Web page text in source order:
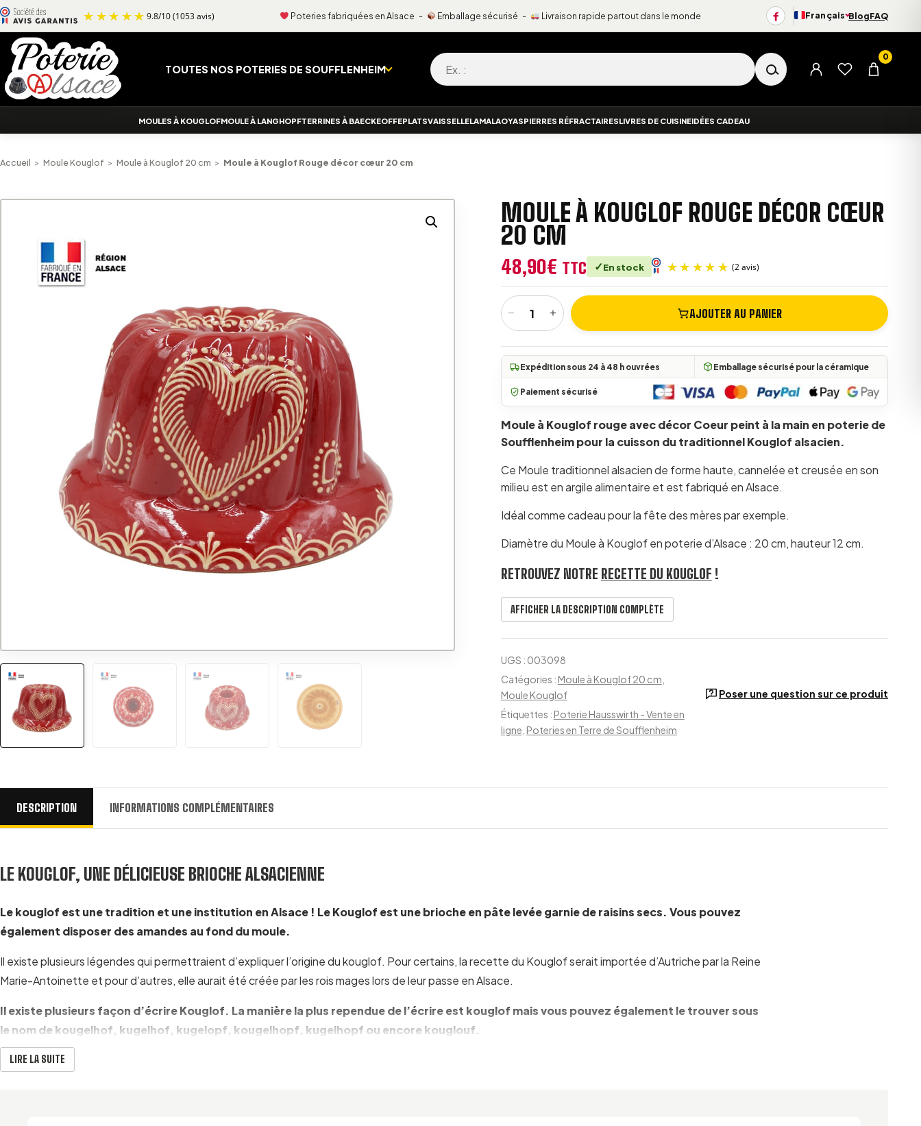
Aller au contenu
9.8/10(1053 avis) Poteries fabriquées en Alsace - Emballage sécurisé - Livraison rapide partout dans le monde Français
Changer de langue
BlogFAQ
TOUTES NOS POTERIES DE SOUFFLENHEIM
Recherche pour :
Menu du compte
Liste d’envies
Panier
0
MOULES À KOUGLOFMOULE À LANGHOPFTERRINES À BAECKEOFFEPLATSVAISSELLELAMALAOYASPIERRES RÉFRACTAIRESLIVRES DE CUISINEIDÉES CADEAU
Accueil > Moule Kouglof > Moule à Kouglof 20 cm > Moule à Kouglof Rouge décor cœur 20 cm
MOULE À KOUGLOF ROUGE DÉCOR CŒUR
20 CM
48,90€ TTC En stock
(2 avis)
quantité de Moule à Kouglof Rouge décor cœur 20 cm
− + AJOUTER AU PANIER
Expédition sous 24 à 48 h ouvrées Emballage sécurisé pour la céramique
Paiement sécurisé
Moule à Kouglof rouge avec décor Coeur peint à la main en poterie de
Soufflenheim pour la cuisson du traditionnel Kouglof alsacien.
Ce Moule traditionnel alsacien de forme haute, cannelée et creusée en son
milieu est en argile alimentaire et est fabriqué en Alsace.
Idéal comme cadeau pour la fête des mères par exemple.
Diamètre du Moule à Kouglof en poterie d’Alsace : 20 cm, hauteur 12 cm.
RETROUVEZ NOTRE RECETTE DU KOUGLOF !
AFFICHER LA DESCRIPTION COMPLÈTE
UGS : 003098
Catégories : Moule à Kouglof 20 cm
Moule Kouglof
Étiquettes : Poterie Hausswirth - Vente en
ligne Poteries en Terre de Soufflenheim
Poser une question sur ce produit
DESCRIPTION INFORMATIONS COMPLÉMENTAIRES
LE KOUGLOF, UNE DÉLICIEUSE BRIOCHE ALSACIENNE
Le kouglof est une tradition et une institution en Alsace ! Le Kouglof est une brioche en pâte levée garnie de raisins secs. Vous pouvez
également disposer des amandes au fond du moule.
Il existe plusieurs légendes qui permettraient d’expliquer l’origine du kouglof. Pour certains, la recette du Kouglof serait importée d’Autriche par la Reine
Marie-Antoinette et pour d’autres, elle aurait été créée par les rois mages lors de leur passe en Alsace.
Il existe plusieurs façon d’écrire Kouglof. La manière la plus rependue de l’écrire est kouglof mais vous pouvez également le trouver sous
le nom de kougelhof, kugelhof, kugelopf, kougelhopf, kugelhopf ou encore kouglouf.
Souvent consommé dans sa version sucrée, le kouglof peut être nature ou aux amandes caramélisées par exemple (
LIRE LA SUITE